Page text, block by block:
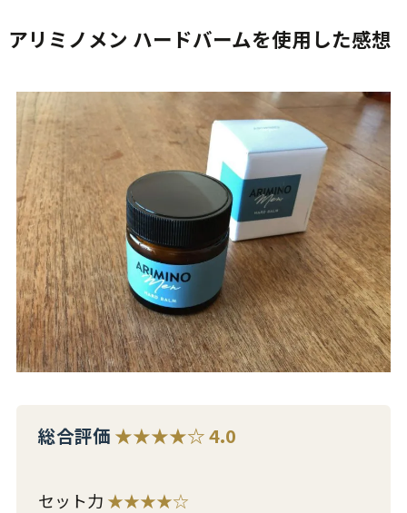
アリミノメン ハードバームを使用した感想
総合評価 ★★★★☆ 4.0
セット力 ★★★★☆